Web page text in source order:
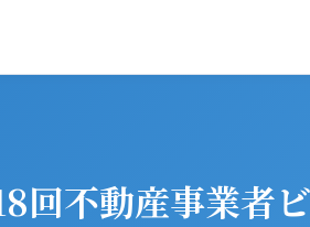
回不動産事業者